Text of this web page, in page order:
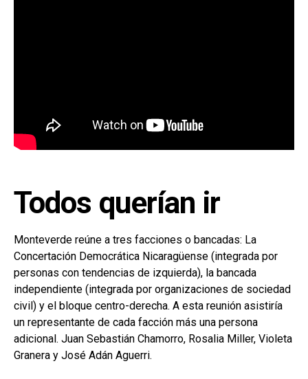
Todos querían ir
Monteverde reúne a tres facciones o bancadas: La
Concertación Democrática Nicaragüense (integrada por
personas con tendencias de izquierda), la bancada
independiente (integrada por organizaciones de sociedad
civil) y el bloque centro-derecha. A esta reunión asistiría
un representante de cada facción más una persona
adicional. Juan Sebastián Chamorro, Rosalia Miller, Violeta
Granera y José Adán Aguerri.